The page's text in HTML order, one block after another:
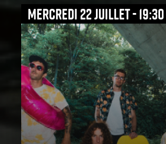
mercredi 22 juillet - 19:30